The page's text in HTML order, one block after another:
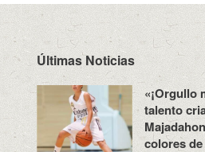
Últimas Noticias
«¡Orgullo
talento
colores